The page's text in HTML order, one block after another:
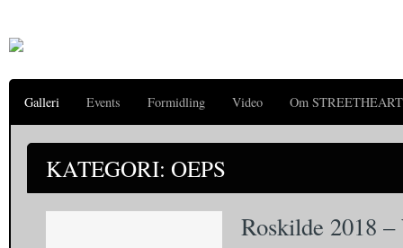
Galleri Events Formidling Video Om STREETHEART
KATEGORI: OEPS
Roskilde 2018